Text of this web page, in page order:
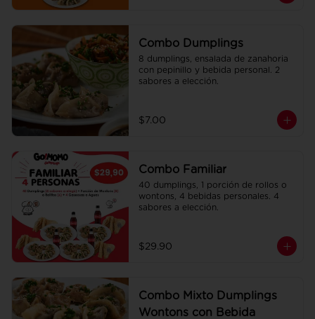
Combo Dumplings
8 dumplings, ensalada de zanahoria
con pepinillo y bebida personal. 2
sabores a elección.
$7.00
Combo Familiar
40 dumplings, 1 porción de rollos o
wontons, 4 bebidas personales. 4
sabores a elección.
$29.90
Combo Mixto Dumplings
Wontons con Bebida